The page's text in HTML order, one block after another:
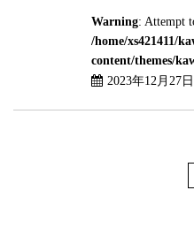
Warning: Attempt
/home/xs421411/
content/themes/
2023年12月27日